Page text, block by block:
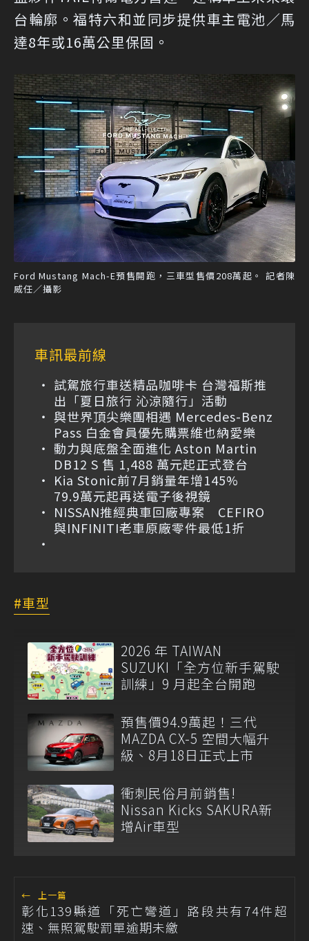
台輪廓。福特六和並同步提供車主電池／馬
達8年或16萬公里保固。
Ford Mustang Mach-E預售開跑，三車型售價208萬起。 記者陳
威任／攝影
車訊最前線
試駕旅行車送精品咖啡卡 台灣福斯推
出「夏日旅行 沁涼隨行」活動
與世界頂尖樂團相遇 Mercedes-Benz
Pass 白金會員優先購票維也納愛樂
動力與底盤全面進化 Aston Martin
DB12 S 售 1,488 萬元起正式登台
Kia Stonic前7月銷量年增145%
79.9萬元起再送電子後視鏡
NISSAN推經典車回廠專案 CEFIRO
與INFINITI老車原廠零件最低1折
車型
2026 年 TAIWAN
SUZUKI「全方位新手駕駛
訓練」9 月起全台開跑
預售價94.9萬起！三代
MAZDA CX-5 空間大幅升
級、8月18日正式上市
衝刺民俗月前銷售!
Nissan Kicks SAKURA新
增Air車型
← 上一篇
彰化139縣道「死亡彎道」路段共有74件超
速、無照駕駛罰單逾期未繳